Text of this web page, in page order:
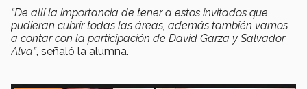
“De allí la importancia de tener a estos invitados que
pudieran cubrir todas las áreas, además también vamos
a contar con la participación de David Garza y Salvador
Alva”, señaló la alumna.